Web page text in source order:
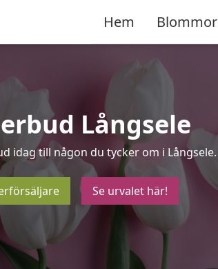
Hem Blommor
Långsele
idag till någon du tycker om i Långsele.
Se urvalet här!